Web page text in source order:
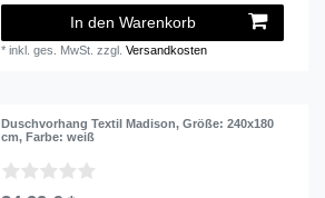
In den Warenkorb
*inkl. ges. MwSt. zzgl.Versandkosten
Duschvorhang Textil Madison, Größe: 240x180
cm, Farbe: weiß